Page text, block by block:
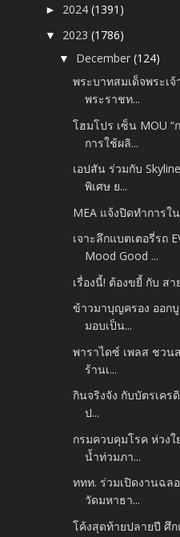
► 2024(1391)
▼ 2023(1786)
▼ December(124)
พระบาทสมเด็จพระเ
พระราชท...
โฮมโปร เซ็น MOU “
การใช้ผลิ...
เอปสัน ร่วมกับ
พิเศษ ย...
MEA แจ้งปิดทำการใ
เจาะลึกแบตเตอรี่รถ
Mood Good ...
เรื่องนี้! ต้องขยี้ กับ ส
ข้าวมาบุญครอง ออก
มอบเป็น...
พาราไดซ์ เพลส ชวน
ร้านเ...
กินจริงจัง กับบัตรเค
ป...
กรมควบคุมโรค ห่วง
น้ำท่วมภา...
ททท. ร่วมเปิดงานฉล
วัดมหาธา...
โค้งสุดท้ายปลายปี ศึก